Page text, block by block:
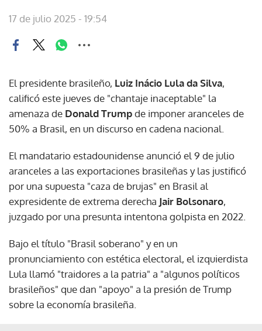
17 de julio 2025 - 19:54
El presidente brasileño, Luiz Inácio Lula da Silva,
calificó este jueves de "chantaje inaceptable" la
amenaza de Donald Trumpde imponer aranceles de
50% a Brasil, en un discurso en cadena nacional.
El mandatario estadounidense anunció el 9 de julio
aranceles a las exportaciones brasileñas y las justificó
por una supuesta "caza de brujas" en Brasil al
expresidente de extrema derecha Jair Bolsonaro,
juzgado por una presunta intentona golpista en 2022.
Bajo el título "Brasil soberano" y en un
pronunciamiento con estética electoral, el izquierdista
Lula llamó "traidores a la patria" a "algunos políticos
brasileños" que dan "apoyo" a la presión de Trump
sobre la economía brasileña.